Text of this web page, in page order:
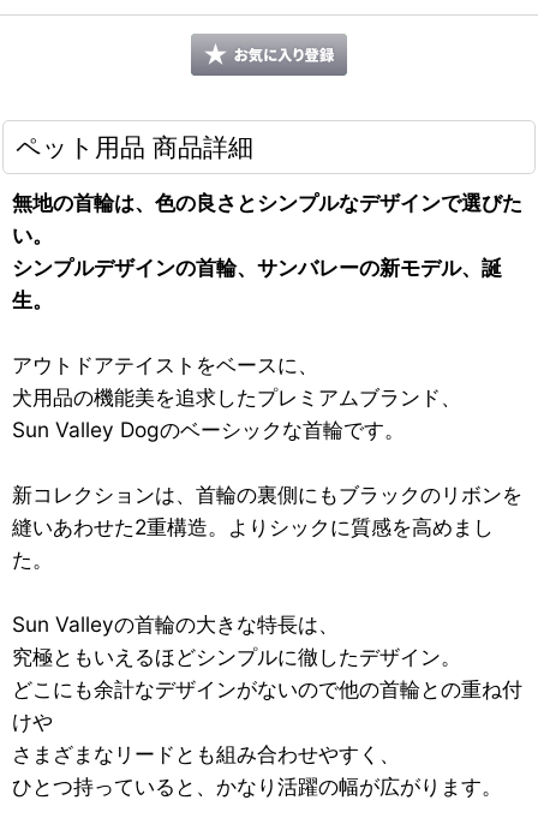
ペット用品 商品詳細
無地の首輪は、色の良さとシンプルなデザインで選びた
い。
シンプルデザインの首輪、サンバレーの新モデル、誕
生。
アウトドアテイストをベースに、
犬用品の機能美を追求したプレミアムブランド、
Sun Valley Dogのベーシックな首輪です。
新コレクションは、首輪の裏側にもブラックのリボンを
縫いあわせた2重構造。よりシックに質感を高めまし
た。
Sun Valleyの首輪の大きな特長は、
究極ともいえるほどシンプルに徹したデザイン。
どこにも余計なデザインがないので他の首輪との重ね付
けや
さまざまなリードとも組み合わせやすく、
ひとつ持っていると、かなり活躍の幅が広がります。